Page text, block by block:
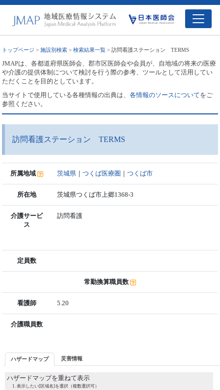
トップページ >施設別検索 >検索結果一覧 > 訪問看護ステーション TERMS
JMAPは、各都道府県医師会、郡市区医師会や会員が、自地域の将来の医療
や介護の提供体制について検討を行う際の参考、ツールとして活用してい
ただくことを目的としています。
当サイトで使用している各種情報の出典は、各情報のソースについてをご
参照ください。
訪問看護ステーション TERMS
所属地域 茨城県 ｜つくば医療圏 ｜つくば市
所在地 茨城県つくば市上郷1368-3
介護サービ
ス
訪問看護
定員数
常勤換算職員数
看護師 5.20
介護職員数
ハザードマップ 災害情報
ハザードマップを重ねて表示
表示したい[区域名]を選択（複数選択可）